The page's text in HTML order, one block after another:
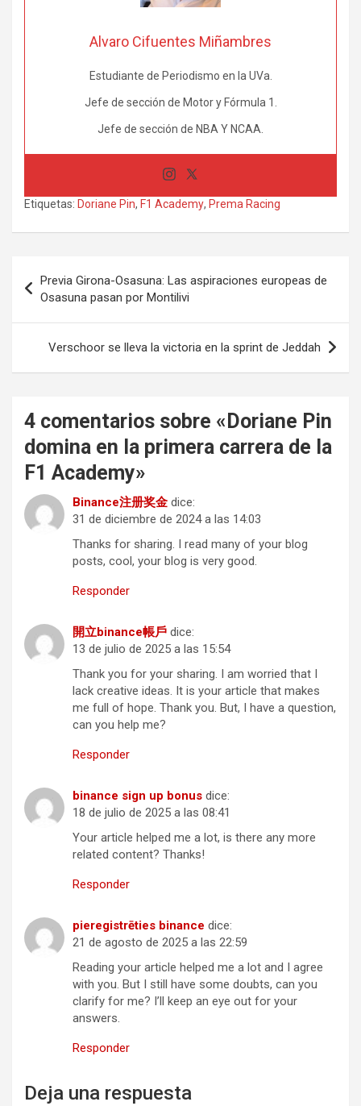
Alvaro Cifuentes Miñambres
Estudiante de Periodismo en la UVa.
Jefe de sección de Motor y Fórmula 1.
Jefe de sección de NBA Y NCAA.
Etiquetas: Doriane Pin, F1 Academy, Prema Racing
de
entradas
Previa Girona-Osasuna: Las aspiraciones europeas de
Osasuna pasan por Montilivi
Verschoor se lleva la victoria en la sprint de Jeddah
4 comentarios sobre « Doriane Pin
domina en la primera carrera de la
F1 Academy»
Binance注册奖金 dice:
31 de diciembre de 2024 a las 14:03
Thanks for sharing. I read many of your blog
posts, cool, your blog is very good.
Responder
開立binance帳戶 dice:
13 de julio de 2025 a las 15:54
Thank you for your sharing. I am worried that I
lack creative ideas. It is your article that makes
me full of hope. Thank you. But, I have a question,
can you help me?
Responder
binance sign up bonus dice:
18 de julio de 2025 a las 08:41
Your article helped me a lot, is there any more
related content? Thanks!
Responder
pieregistrēties binance dice:
21 de agosto de 2025 a las 22:59
Reading your article helped me a lot and I agree
with you. But I still have some doubts, can you
clarify for me? I’ll keep an eye out for your
answers.
Responder
Deja una respuesta